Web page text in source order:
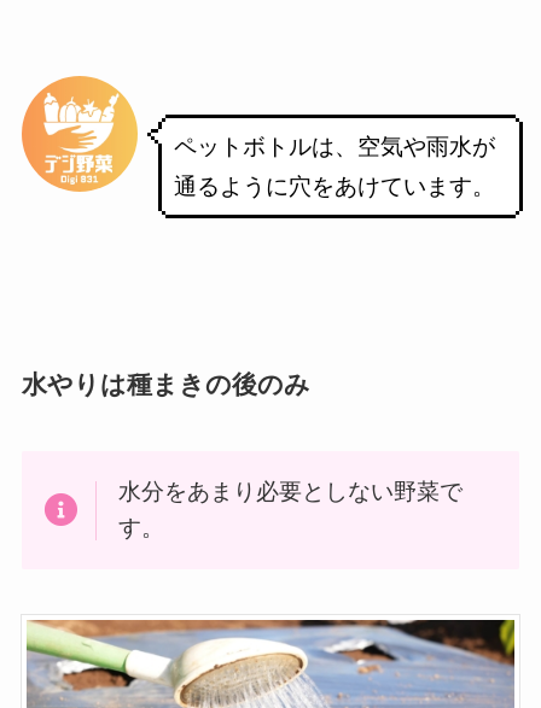
ペットボトルは、空気や雨水が
通るように穴をあけています。
水やりは種まきの後のみ
水分をあまり必要としない野菜で
す。